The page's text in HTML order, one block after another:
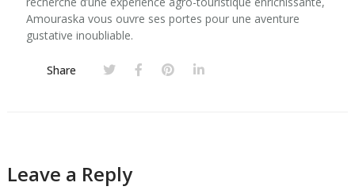
Amouraska vous ouvre ses portes pour une aventure
gustative inoubliable.
Share
Leave a Reply